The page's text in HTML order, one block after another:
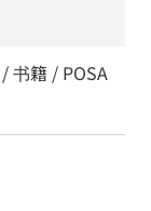
书籍 / POSA